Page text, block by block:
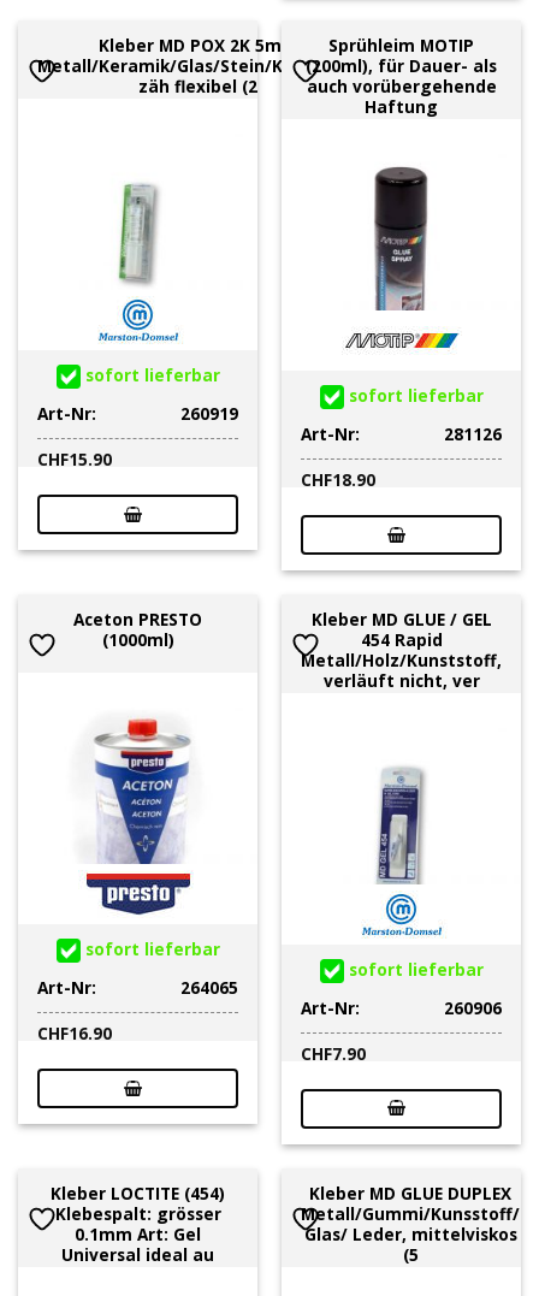
Kleber MD POX 2K 5min
Metall/Keramik/Glas/Stein/Kunsstoff,
zäh flexibel (2
sofort lieferbar
Art-Nr:
260919
CHF15.90
Sprühleim MOTIP
(200ml), für Dauer- als
auch vorübergehende
Haftung
sofort lieferbar
Art-Nr:
281126
CHF18.90
Aceton PRESTO
(1000ml)
sofort lieferbar
Art-Nr:
264065
CHF16.90
Kleber MD GLUE / GEL
454 Rapid
Metall/Holz/Kunststoff,
verläuft nicht, ver
sofort lieferbar
Art-Nr:
260906
CHF7.90
Kleber LOCTITE (454)
Klebespalt: grösser
0.1mm Art: Gel
Universal ideal au
Kleber MD GLUE DUPLEX
Metall/Gummi/Kunsstoff/
Glas/ Leder, mittelviskos
(5